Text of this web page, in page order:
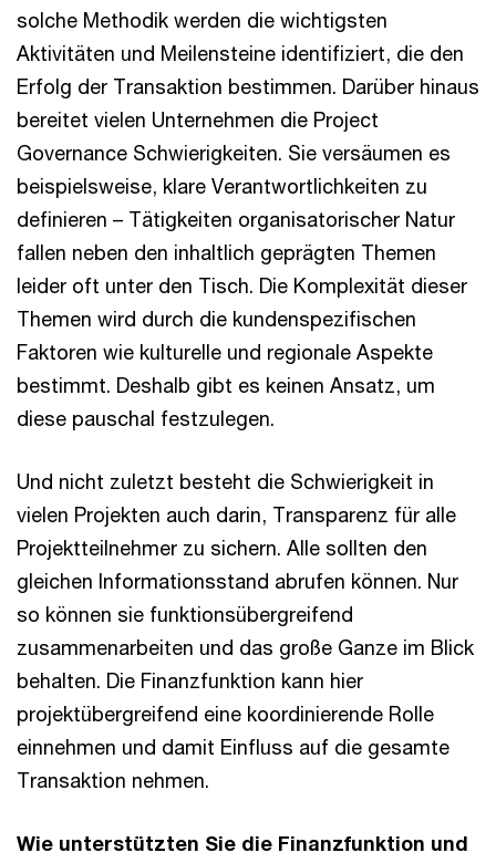
solche Methodik werden die wichtigsten
Aktivitäten und Meilensteine identifiziert, die den
Erfolg der Transaktion bestimmen. Darüber hinaus
bereitet vielen Unternehmen die Project
Governance Schwierigkeiten. Sie versäumen es
beispielsweise, klare Verantwortlichkeiten zu
definieren – Tätigkeiten organisatorischer Natur
fallen neben den inhaltlich geprägten Themen
leider oft unter den Tisch. Die Komplexität dieser
Themen wird durch die kundenspezifischen
Faktoren wie kulturelle und regionale Aspekte
bestimmt. Deshalb gibt es keinen Ansatz, um
diese pauschal festzulegen.
Und nicht zuletzt besteht die Schwierigkeit in
vielen Projekten auch darin, Transparenz für alle
Projektteilnehmer zu sichern. Alle sollten den
gleichen Informationsstand abrufen können. Nur
so können sie funktionsübergreifend
zusammenarbeiten und das große Ganze im Blick
behalten. Die Finanzfunktion kann hier
projektübergreifend eine koordinierende Rolle
einnehmen und damit Einfluss auf die gesamte
Transaktion nehmen.
Wie unterstützten Sie die Finanzfunktion und